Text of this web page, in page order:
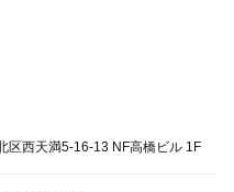
区西天満5-16-13 NF高橋ビル 1F